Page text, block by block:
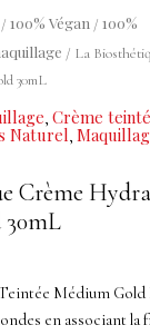
/ 100% Végan / 100%
/ La
30mL
, Crème
Naturel,
Crème
Médium Gold
en associant la